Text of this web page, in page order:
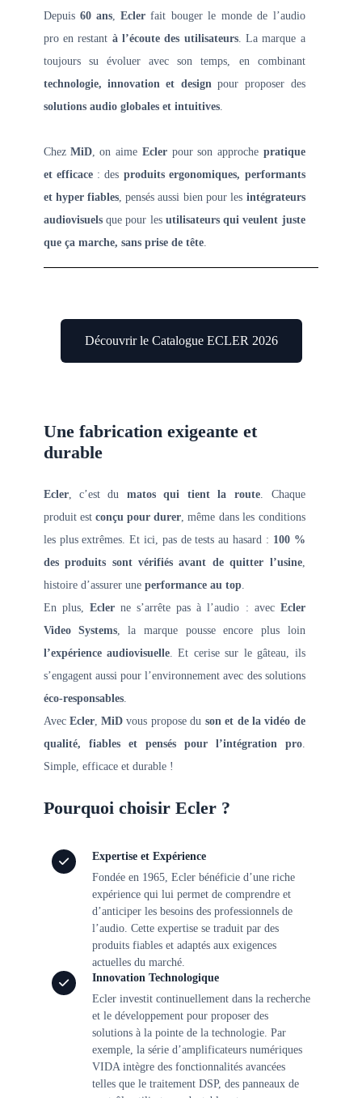
Depuis 60 ans, Eclerfait bouger le monde de l’audio
pro en restant à l’écoute des utilisateurs. La marque a
toujours su évoluer avec son temps, en combinant
technologie, innovation et designpour proposer des
solutions audio globales et intuitives.
Chez MiD, on aime Eclerpour son approche pratique
et efficace: des produits ergonomiques, performants
et hyper fiables, pensés aussi bien pour les intégrateurs
audiovisuelsque pour les utilisateurs qui veulent juste
que ça marche, sans prise de tête.
Découvrir le Catalogue ECLER 2026
Une fabrication exigeante et
durable
Ecler, c’est du matos qui tient la route. Chaque
produit est conçu pour durer, même dans les conditions
les plus extrêmes. Et ici, pas de tests au hasard : 100 %
des produits sont vérifiés avant de quitter l’usine,
histoire d’assurer une performance au top.
En plus, Eclerne s’arrête pas à l’audio : avec Ecler
Video Systems, la marque pousse encore plus loin
l’expérience audiovisuelle. Et cerise sur le gâteau, ils
s’engagent aussi pour l’environnement avec des solutions
éco-responsables.
Avec Ecler, MiDvous propose du son et de la vidéo de
qualité, fiables et pensés pour l’intégration pro.
Simple, efficace et durable !
Pourquoi choisir Ecler ?
Expertise et Expérience
Fondée en 1965, Ecler bénéficie d’une riche
expérience qui lui permet de comprendre et
d’anticiper les besoins des professionnels de
l’audio. Cette expertise se traduit par des
produits fiables et adaptés aux exigences
actuelles du marché.
Innovation Technologique
Ecler investit continuellement dans la recherche
et le développement pour proposer des
solutions à la pointe de la technologie. Par
exemple, la série d’amplificateurs numériques
VIDA intègre des fonctionnalités avancées
telles que le traitement DSP, des panneaux de